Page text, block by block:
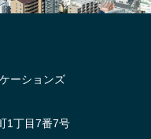
ーションズ
1丁目7番7号